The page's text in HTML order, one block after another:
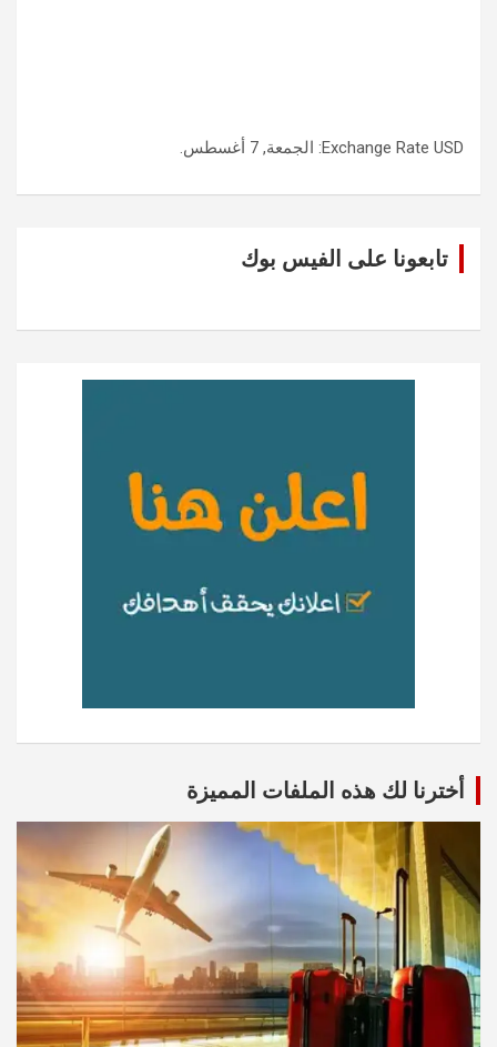
Exchange Rate USD : الجمعة, 7 أغسطس.
تابعونا على الفيس بوك
أخترنا لك هذه الملفات المميزة